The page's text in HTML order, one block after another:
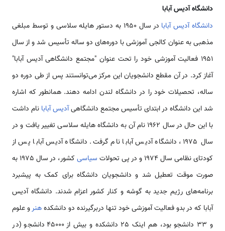
دانشگاه آدیس آبابا
دانشگاه آدیس آبابا
در سال 1950 به دستور‌ هایله سلاسی و توسط مبلغی
مذهبی به عنوان کالجی آموزشی با دوره‌‌های دو ساله تأسیس شد و از سال
1951 فعالیت آموزشی خود را تحت عنوان "مجتمع دانشگاهی آدیس آبابا"
آغاز کرد. در آن مقطع دانشجویان این مرکز ‌می‌توانستند پس از طی دوره دو
ساله، تحصیلات خود را در دانشگاه لندن ادامه دهند. همانطور که اشاره
شد این دانشگاه در ابتدای تأسیس مجتمع دانشگاهیآدیس آبابا نام داشت
با این حال در سال 1962 نام آن به دانشگاه‌ هایله سلاسی تغییر یافت و در
سال 1975، دانشگاه آدیس آبابا نام گرفت. دانشگاه آدیس آبابا پس از
کودتای نظا‌می سال 1974 و در پی تحولات
سیاسی
کشور، در سال 1975 به
صورت موقت تعطیل شد و دانشجویان دانشگاه برای کمک به پیشبرد
برنامه‌‌های رژیم جدید به گوشه و کنار کشور اعزام شدند. دانشگاه آدیس
آبابا که در بدو فعالیت آموزشی خود تنها دربرگیرنده دو دانشکدههنرو علوم
و 33 دانشجو بود، هم اینک 25 دانشکده و بیش از 45000 دانشجو (در